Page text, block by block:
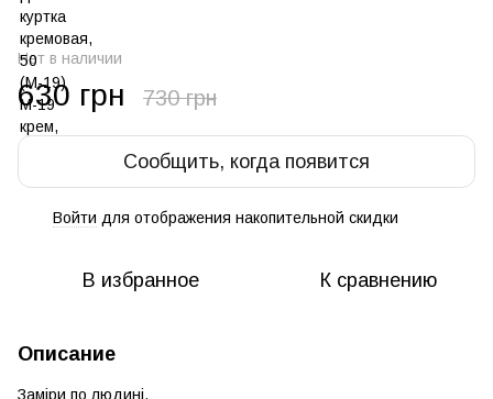
Нет в наличии
630 грн 730 грн
Сообщить, когда появится
Войти для отображения накопительной скидки
В избранное К сравнению
Описание
Заміри по людині.